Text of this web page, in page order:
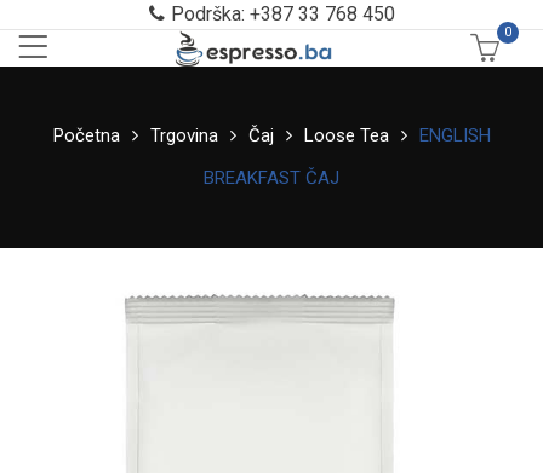
Podrška: +387 33 768 450
0
Početna Trgovina Čaj Loose Tea
ENGLISH
BREAKFAST ČAJ